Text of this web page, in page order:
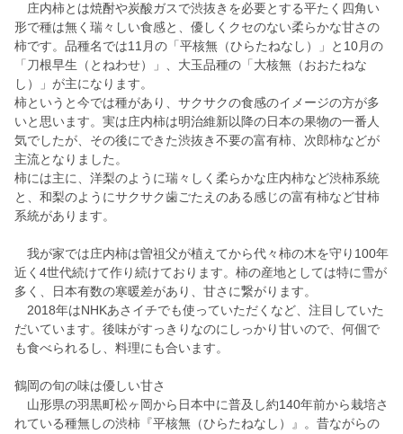
庄内柿とは焼酎や炭酸ガスで渋抜きを必要とする平たく四角い
形で種は無く瑞々しい食感と、優しくクセのない柔らかな甘さの
柿です。品種名では11月の「平核無（ひらたねなし）」と10月の
「刀根早生（とねわせ）」、大玉品種の「大核無（おおたねな
し）」が主になります。
柿というと今では種があり、サクサクの食感のイメージの方が多
いと思います。実は庄内柿は明治維新以降の日本の果物の一番人
気でしたが、その後にできた渋抜き不要の富有柿、次郎柿などが
主流となりました。
柿には主に、洋梨のように瑞々しく柔らかな庄内柿など渋柿系統
と、和梨のようにサクサク歯ごたえのある感じの富有柿など甘柿
系統があります。
我が家では庄内柿は曽祖父が植えてから代々柿の木を守り100年
近く4世代続けて作り続けております。柿の産地としては特に雪が
多く、日本有数の寒暖差があり、甘さに繋がります。
2018年はNHKあさイチでも使っていただくなど、注目していた
だいています。後味がすっきりなのにしっかり甘いので、何個で
も食べられるし、料理にも合います。
鶴岡の旬の味は優しい甘さ
山形県の羽黒町松ヶ岡から日本中に普及し約140年前から栽培さ
れている種無しの渋柿『平核無（ひらたねなし）』。昔ながらの